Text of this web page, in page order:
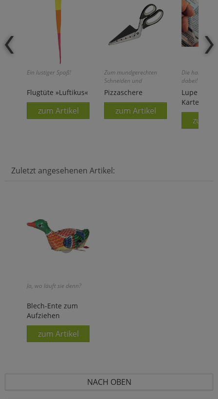
Ein lustiger Spaß!
Flugtüte »Luftikus«
zum Artikel
Zum mundgerechten
Schneiden und
Servieren!
Pizzaschere
zum Artikel
Die haben
dabei!
Lupe im
zum
Zuletzt angesehenen Artikel:
Ja, wo läuft sie denn?
Blech-Ente zum
Aufziehen
zum Artikel
NACH OBEN